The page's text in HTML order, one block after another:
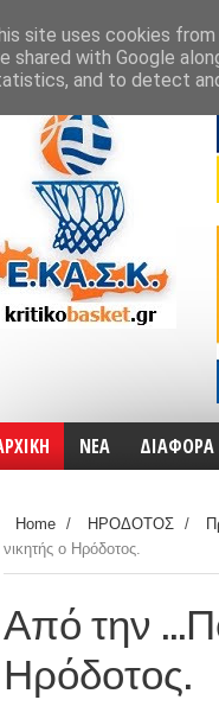
ΝΕΑ ΔΙΑΦΟΡΑ
Home / ΗΡΟΔΟΤΟΣ /
νικητής ο Ηρόδοτος.
Από την
Ηρόδοτος.
site uses cookies
shared with Google
and to detect